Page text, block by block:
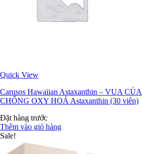
Quick View
Carusos Hawaiian Astaxanthin – VUA
CHỐNG OXY HOÁ Astaxanthin (30 viên)
Đặt hàng trước
Thêm vào giỏ hàng
Sale!